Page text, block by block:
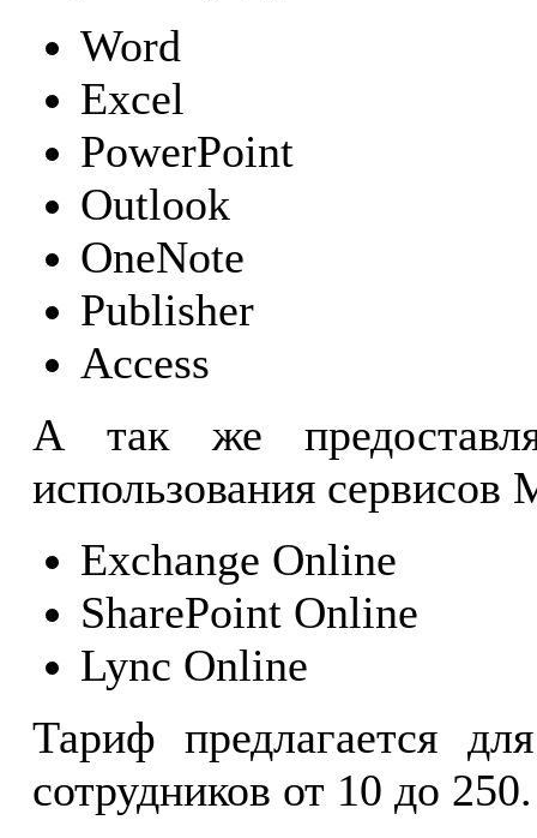
Word
Excel
PowerPoint
Outlook
OneNote
Publisher
Access
А так же
использования сервисов
Exchange Online
SharePoint Online
Lync Online
Тариф предлагается
сотрудников от 10 до 250.